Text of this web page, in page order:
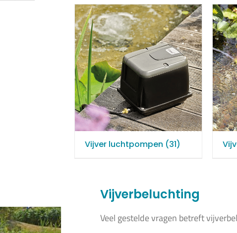
Vijver luchtpompen (31)
Vijverbeluchting
Veel gestelde vragen betreft